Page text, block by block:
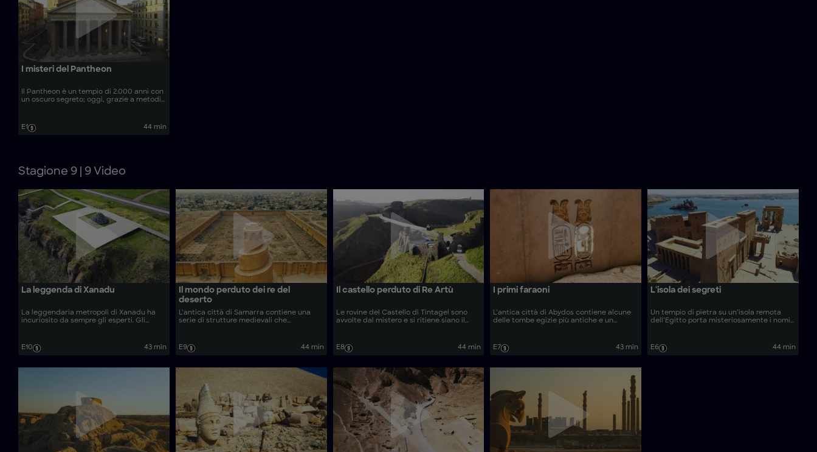
I misteri del Pantheon
Il Pantheon è un tempio di 2.000 anni con
un oscuro segreto; oggi, grazie a metodi
strade di Roma per scoprire perché è
stato costruito e come è sopravvissuto
E1 44 min
Stagione 9 | 9 Video
La leggenda di Xanadu
La leggendaria metropoli di Xanadu ha
incuriosito da sempre gli esperti. Gli
nuove scoperte e rivelare la verità dietro
questa mitica città perduta.
E10 43 min
Il mondo perduto dei re del
deserto
L’antica città di Samarra contiene una
serie di strutture medievali che
utilizzano tecnologie pionieristiche per
indagare sulla sua straordinaria ascesa al
E9 44 min
Il castello perduto di Re Artù
Le rovine del Castello di Tintagel sono
avvolte dal mistero e si ritiene siano il
svelare i segreti di questa struttura e
rivelare la verità dietro un sovrano
E8 44 min
I primi faraoni
L’antica città di Abydos contiene alcune
delle tombe egizie più antiche e un
droni all’avanguardia per indagare sui
segreti nascosti dietro i primi faraoni.
E7 43 min
L'isola dei segreti
Un tempio di pietra su un’isola remota
dell’Egitto porta misteriosamente i nomi
all’avanguardia per indagare sul perché
faraoni ed imperatori hanno costruito
E6 44 min